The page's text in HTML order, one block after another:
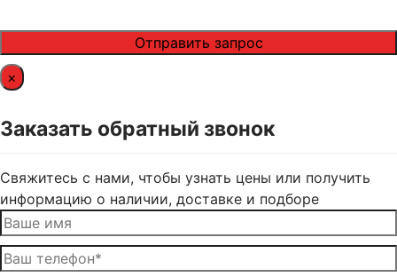
×
Заказать обратный звонок
Свяжитесь с нами, чтобы узнать цены или получить
информацию о наличии, доставке и подборе